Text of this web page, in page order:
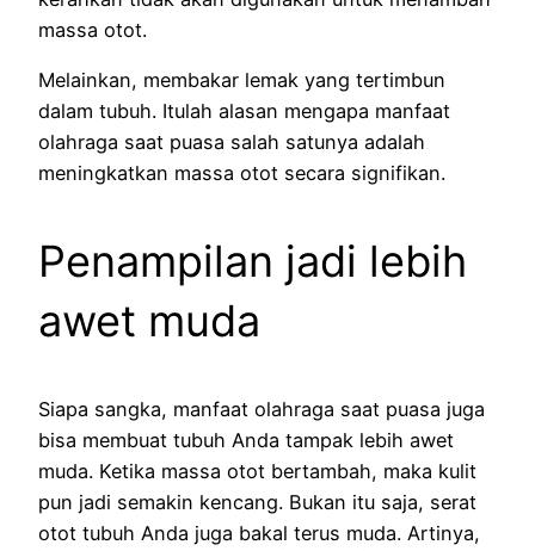
massa otot.
Melainkan, membakar lemak yang tertimbun
dalam tubuh. Itulah alasan mengapa manfaat
olahraga saat puasa salah satunya adalah
meningkatkan massa otot secara signifikan.
Penampilan jadi lebih
awet muda
Siapa sangka, manfaat olahraga saat puasa juga
bisa membuat tubuh Anda tampak lebih awet
muda. Ketika massa otot bertambah, maka kulit
pun jadi semakin kencang. Bukan itu saja, serat
otot tubuh Anda juga bakal terus muda. Artinya,